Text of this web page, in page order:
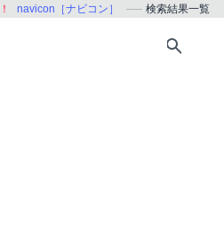
navicon［ナビコン］ 検索結果一覧